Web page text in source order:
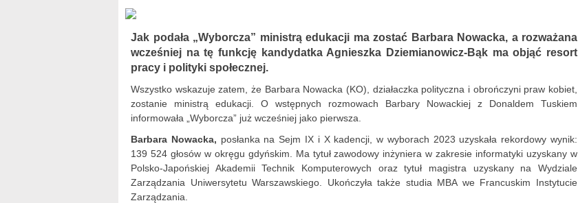
Jak podała „Wyborcza” ministrą edukacji ma zostać Barbara Nowacka, a rozważana
wcześniej na tę funkcję kandydatka Agnieszka Dziemianowicz-Bąk ma objąć resort
pracy i polityki społecznej.
Wszystko wskazuje zatem, że Barbara Nowacka (KO), działaczka polityczna i obrończyni praw kobiet,
zostanie ministrą edukacji. O wstępnych rozmowach Barbary Nowackiej z Donaldem Tuskiem
informowała „Wyborcza” już wcześniej jako pierwsza.
Barbara Nowacka, posłanka na Sejm IX i X kadencji, w wyborach 2023 uzyskała rekordowy wynik:
139 524 głosów w okręgu gdyńskim. Ma tytuł zawodowy inżyniera w zakresie informatyki uzyskany w
Polsko-Japońskiej Akademii Technik Komputerowych oraz tytuł magistra uzyskany na Wydziale
Zarządzania Uniwersytetu Warszawskiego. Ukończyła także studia MBA we Francuskim Instytucie
Zarządzania.